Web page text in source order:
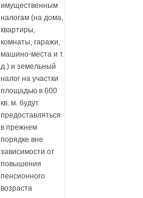
имущественным
налогам (на дома,
квартиры,
комнаты, гаражи,
машино-места и т.
д.) и земельный
налог на участки
площадью в 600
кв. м. будут
предоставляться
в прежнем
порядке вне
зависимости от
повышения
пенсионного
возраста